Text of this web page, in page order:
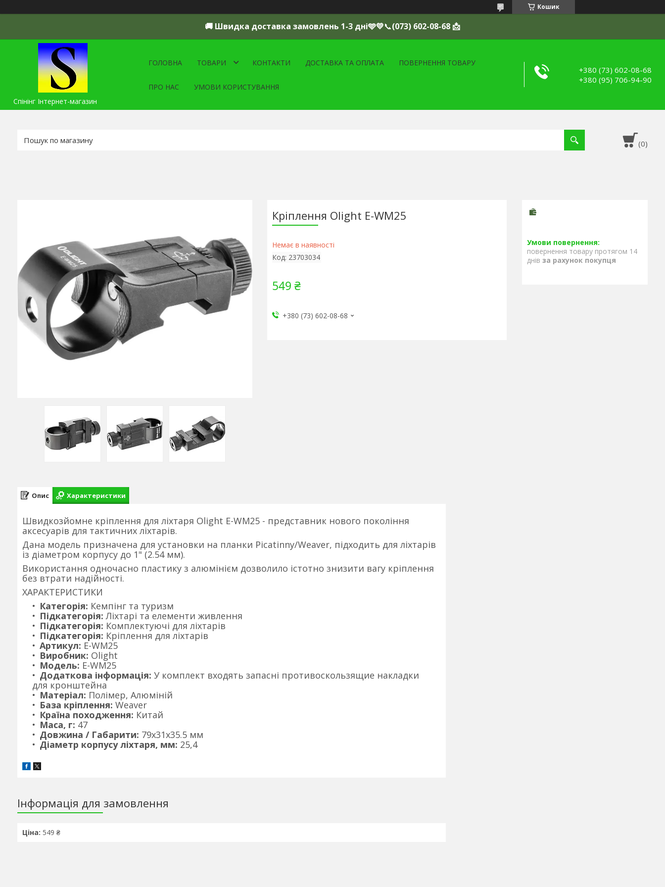
Кошик
🚚 Швидка доставка замовлень 1-3 дні🩵💛📞(073) 602-08-68 📩
Спінінг Інтернет-магазин
ГОЛОВНА ТОВАРИ КОНТАКТИ ДОСТАВКА ТА ОПЛАТА ПОВЕРНЕННЯ ТОВАРУ
ПРО НАС УМОВИ КОРИСТУВАННЯ
+380 (73) 602-08-68
+380 (95) 706-94-90
Кріплення Olight E-WM25
Немає в наявності
Код: 23703034
549 ₴
+380 (73) 602-08-68
повернення товару протягом 14
днів за рахунок покупця
Опис Характеристики
Швидкозйомне кріплення для ліхтаря Olight E-WM25 - представник нового покоління
аксесуарів для тактичних ліхтарів.
Дана модель призначена для установки на планки Picatinny/Weaver, підходить для ліхтарів
із діаметром корпусу до 1" (2.54 мм).
Використання одночасно пластику з алюмінієм дозволило істотно знизити вагу кріплення
без втрати надійності.
ХАРАКТЕРИСТИКИ
Категорія: Кемпінг та туризм
Підкатегорія: Ліхтарі та елементи живлення
Підкатегорія: Комплектуючі для ліхтарів
Підкатегорія: Кріплення для ліхтарів
Артикул: E-WM25
Виробник: Olight
Модель: E-WM25
Додаткова інформація: У комплект входять запасні противоскользящие накладки
для кронштейна
Матеріал: Полімер, Алюміній
База кріплення: Weaver
Країна походження: Китай
Маса, г: 47
Довжина / Габарити: 79х31х35.5 мм
Діаметр корпусу ліхтаря, мм: 25,4
Інформація для замовлення
Ціна: 549 ₴